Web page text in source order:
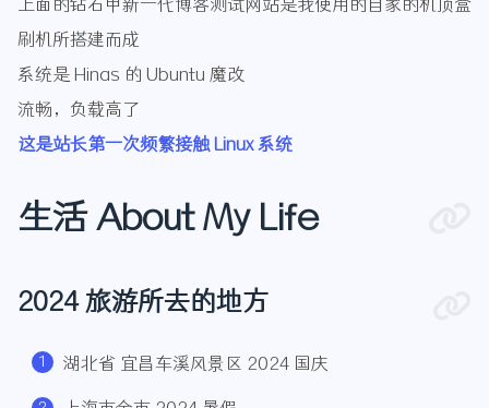
刷机所搭建而成
系统是 Hinas 的 Ubuntu 魔改
流畅，负载高了
这是站长第一次频繁接触 Linux 系统
生活 About My Life
2024 旅游所去的地方
湖北省 宜昌车溪风景区 2024 国庆